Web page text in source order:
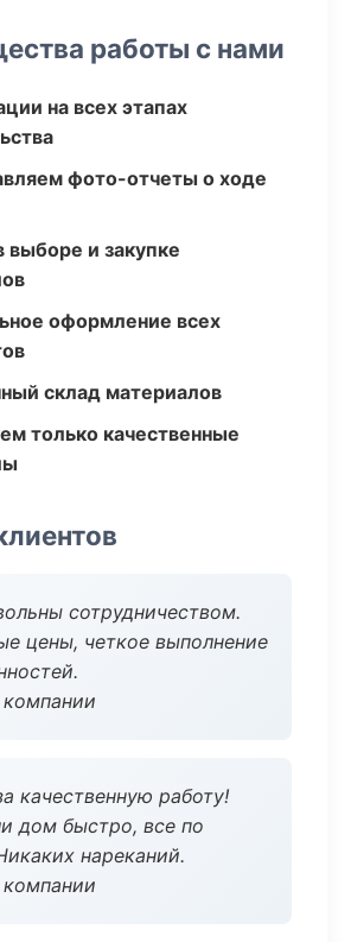
работы с нами
на всех этапах
фото-отчеты о ходе
и закупке
оформление всех
склад материалов
только качественные
сотрудничеством.
цены, четкое выполнение
качественную работу!
дом быстро, все по
нареканий.